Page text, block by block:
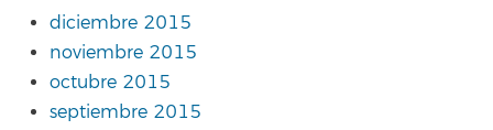
diciembre 2015
noviembre 2015
octubre 2015
septiembre 2015